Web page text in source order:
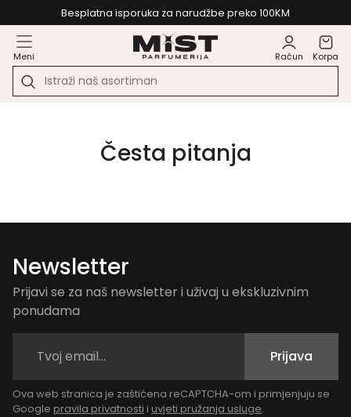
Besplatna isporuka za narudžbe preko 100KM
Meni Račun Korpa
Česta pitanja
Newsletter
Prijavi se za naš newsletter i uživaj u ekskluzivnim
ponudama
Prijava
Ova web stranica je zaštićena reCAPTCHA-om i primjenjuju se
Google pravila privatnosti i uvjeti pružanja usluge.